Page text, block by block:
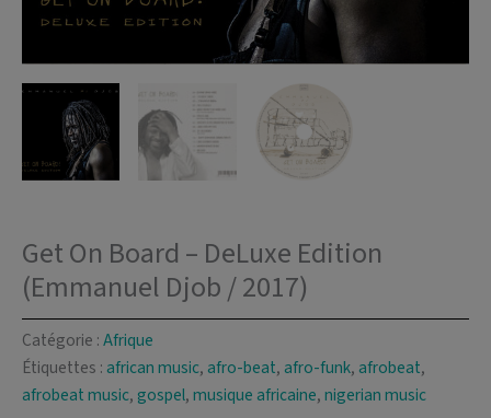
Get On Board – DeLuxe Edition
(Emmanuel Djob / 2017)
Catégorie :Afrique
Étiquettes : african music, afro-beat, afro-funk, afrobeat,
afrobeat music,gospel,musique africaine,nigerian music